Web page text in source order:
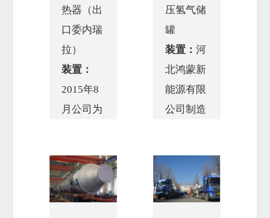
热器（出
口委内瑞
拉）
装置：
2015年8
月公司为
换热器
规格：
压氢气储
罐
装置： 河
北鸿蒙新
能源有限
公司制造
氢示范项
目